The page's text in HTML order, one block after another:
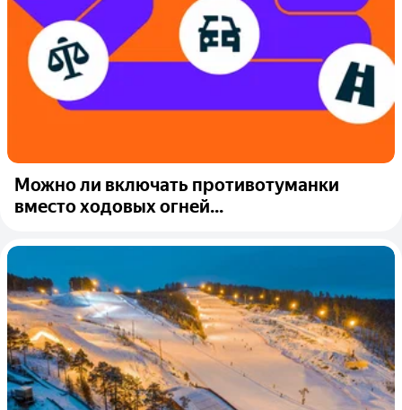
Можно ли включать противотуманки
вместо ходовых огней...